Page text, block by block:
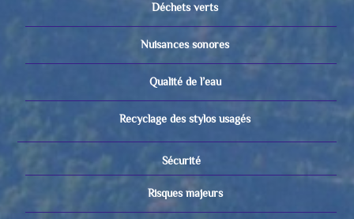
Déchets verts
Nuisances sonores
Qualité de l’eau
Recyclage des stylos usagés
Sécurité
Risques majeurs